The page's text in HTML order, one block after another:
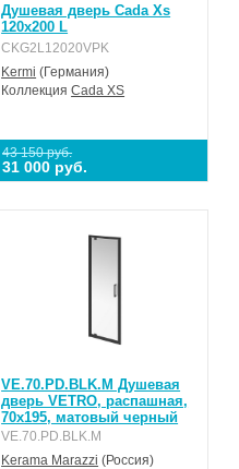
Душевая дверь Cada Xs
120x200 L
CKG2L12020VPK
Kermi (Германия)
КоллекцияCada XS
43 150 руб.
31 000 руб.
VE.70.PD.BLK.M Душевая
дверь VETRO, распашная,
70х195, матовый черный
VE.70.PD.BLK.M
Kerama Marazzi (Россия)